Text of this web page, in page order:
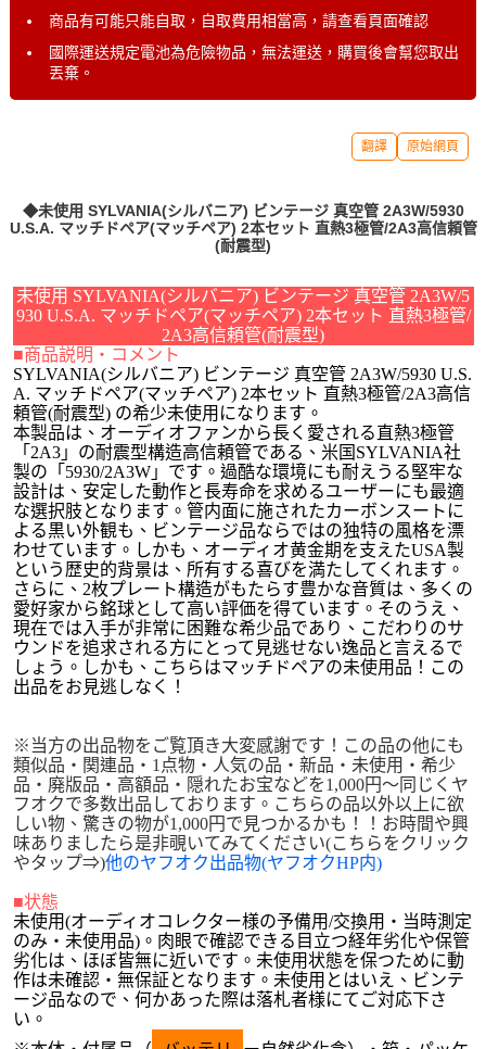
商品有可能只能自取，自取費用相當高，請查看頁面確認
國際運送規定電池為危險物品，無法運送，購買後會幫您取出
丟棄。
翻譯 原始網頁
◆未使用 SYLVANIA(シルバニア) ビンテージ 真空管 2A3W/5930
U.S.A. マッチドペア(マッチペア) 2本セット 直熱3極管/2A3高信頼管
(耐震型)
未使用 SYLVANIA(シルバニア) ビンテージ 真空管 2A3W/5
930 U.S.A. マッチドペア(マッチペア) 2本セット 直熱3極管/
2A3高信頼管(耐震型)
■商品説明・コメント
SYLVANIA(シルバニア) ビンテージ 真空管 2A3W/5930 U.S.
A. マッチドペア(マッチペア) 2本セット 直熱3極管/2A3高信
頼管(耐震型) の希少未使用になります。
本製品は、オーディオファンから長く愛される直熱3極管
「2A3」の耐震型構造高信頼管である、米国SYLVANIA社
製の「5930/2A3W」です。過酷な環境にも耐えうる堅牢な
設計は、安定した動作と長寿命を求めるユーザーにも最適
な選択肢となります。管内面に施されたカーボンスートに
よる黒い外観も、ビンテージ品ならではの独特の風格を漂
わせています。しかも、オーディオ黄金期を支えたUSA製
という歴史的背景は、所有する喜びを満たしてくれます。
さらに、2枚プレート構造がもたらす豊かな音質は、多くの
愛好家から銘球として高い評価を得ています。そのうえ、
現在では入手が非常に困難な希少品であり、こだわりのサ
ウンドを追求される方にとって見逃せない逸品と言えるで
しょう。しかも、こちらはマッチドペアの未使用品！この
出品をお見逃しなく！
※当方の出品物をご覧頂き大変感謝です！この品の他にも
類似品・関連品・1点物・人気の品・新品・未使用・希少
品・廃版品・高額品・隠れたお宝などを1,000円～同じくヤ
フオクで多数出品しております。こちらの品以外以上に欲
しい物、驚きの物が1,000円で見つかるかも！！お時間や興
味ありましたら是非覗いてみてください(こちらをクリック
やタップ⇒)他のヤフオク出品物(ヤフオクHP内)
■状態
未使用(オーディオコレクター様の予備用/交換用・当時測定
のみ・未使用品)。肉眼で確認できる目立つ経年劣化や保管
劣化は、ほぼ皆無に近いです。未使用状態を保つために動
作は未確認・無保証となります。未使用とはいえ、ビンテ
ージ品なので、何かあった際は落札者様にてご対応下さ
い。